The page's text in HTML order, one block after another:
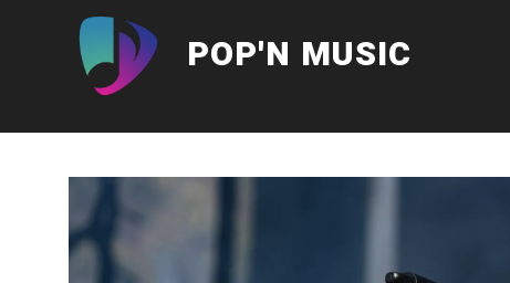
POP'N MUSIC